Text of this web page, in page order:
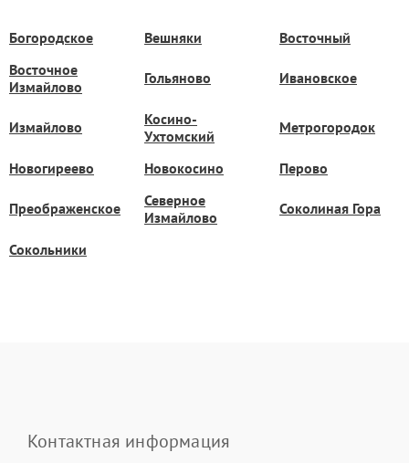
Богородское Вешняки
Восточный
Восточное
Измайлово
Гольяново Ивановское
Измайлово
Косино-
Ухтомский
Метрогородок
Новогиреево Новокосино Перово
Преображенское
Северное
Измайлово
Соколиная Гора
Сокольники
Контактная информация